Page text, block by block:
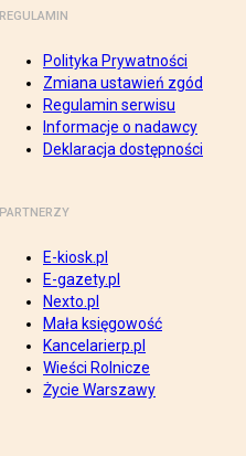
REGULAMIN
Polityka Prywatności
Zmiana ustawień zgód
Regulamin serwisu
Informacje o nadawcy
Deklaracja dostępności
PARTNERZY
E-kiosk.pl
E-gazety.pl
Nexto.pl
Mała księgowość
Kancelarierp.pl
Wieści Rolnicze
Życie Warszawy